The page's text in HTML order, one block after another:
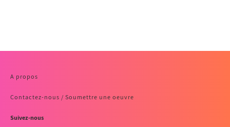
A propos
Contactez-nous / Soumettre une oeuvre
Suivez-nous